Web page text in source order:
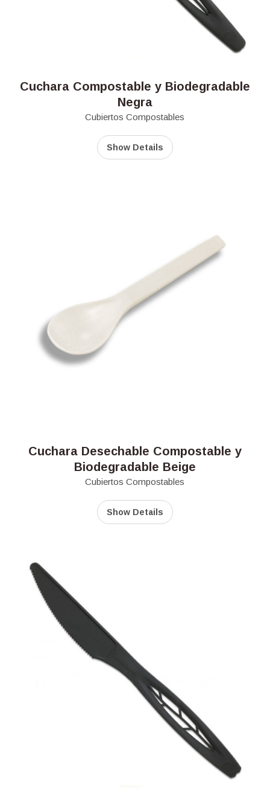
Cuchara Compostable y Biodegradable
Negra
Cubiertos Compostables
Show Details
Cuchara Desechable Compostable y
Biodegradable Beige
Cubiertos Compostables
Show Details